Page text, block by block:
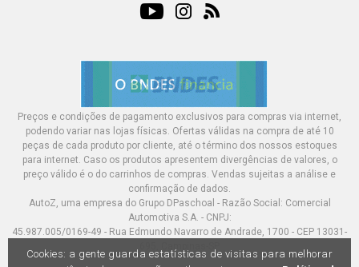
VECTRA EXPRESSION SEDAN 2.0 8V GASOLINA (2004 -
VECTRA GL SEDAN 2.0 8V GASOLINA (1997 - 2003)
VECTRA GLS SEDAN 2.0 8V GASOLINA (1997 - 2004)
VECTRA GL IMPORTADO SEDAN 2.0 8V GASOLINA (1994
- 1996)
VECTRA GLS IMPORTADO SEDAN 2.0 8V GASOLINA
(1994 - 1996)
Preços e condições de pagamento exclusivos para compras via internet,
podendo variar nas lojas físicas. Ofertas válidas na compra de até 10
peças de cada produto por cliente, até o término dos nossos estoques
para internet. Caso os produtos apresentem divergências de valores, o
preço válido é o do carrinhos de compras. Vendas sujeitas a análise e
confirmação de dados.
AutoZ, uma empresa do Grupo DPaschoal - Razão Social: Comercial
Automotiva S.A. - CNPJ:
45.987.005/0169-49 - Rua Edmundo Navarro de Andrade, 1700 - CEP 13031-
Cookies: a gente guarda estatísticas de visitas para melhorar